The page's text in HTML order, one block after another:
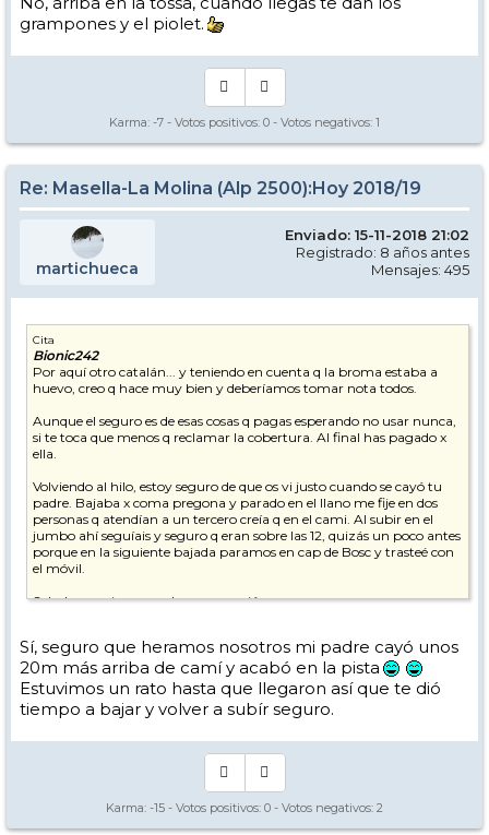
grampones y el piolet.
Karma: -7 - Votos positivos: 0 - Votos negativos: 1
Re: Masella-La Molina (Alp 2500):Hoy 2018/19
martichueca
Enviado: 15-11-2018 21:02
Registrado: 8 años antes
Mensajes: 495
Cita
Bionic242
Por aquí otro catalán... y teniendo en cuenta q la broma estaba a
huevo, creo q hace muy bien y deberíamos tomar nota todos.
Aunque el seguro es de esas cosas q pagas esperando no usar nunca,
si te toca que menos q reclamar la cobertura. Al final has pagado x
ella.
Volviendo al hilo, estoy seguro de que os vi justo cuando se cayó tu
padre. Bajaba x coma pregona y parado en el llano me fije en dos
personas q atendían a un tercero creía q en el cami. Al subir en el
jumbo ahí seguíais y seguro q eran sobre las 12, quizás un poco antes
porque en la siguiente bajada paramos en cap de Bosc y trasteé con
el móvil.
Saludos y animos con la recuperación.
Sí, seguro que heramos nosotros mi padre cayó unos
20m más arriba de camí y acabó en la pista
Estuvimos un rato hasta que llegaron así que te dió
tiempo a bajar y volver a subír seguro.
Karma: -15 - Votos positivos: 0 - Votos negativos: 2